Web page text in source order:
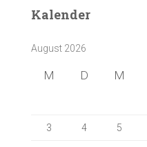
n
a
Kalender
August 2026
M D M
3 4 5